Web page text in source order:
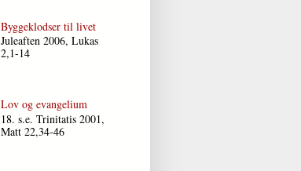
Byggeklodser til livet
Juleaften 2006, Lukas
2,1-14
Lov og evangelium
18. s.e. Trinitatis 2001,
Matt 22,34-46